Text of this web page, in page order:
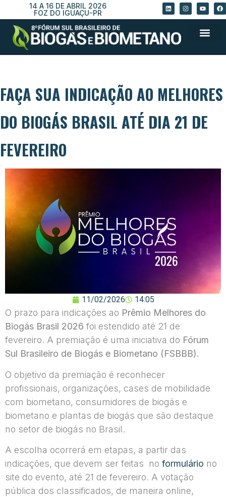
14 A 16 DE ABRIL 2026
FOZ DO IGUAÇU-PR
FAÇA SUA INDICAÇÃO AO MELHORES
DO BIOGÁS BRASIL ATÉ DIA 21 DE
FEVEREIRO
11/02/2026 14:05
O prazo para indicações ao Prêmio Melhores do
Biogás Brasil 2026 foi estendido até 21 de
fevereiro. A premiação é uma iniciativa do Fórum
Sul Brasileiro de Biogás e Biometano (FSBBB).
O objetivo da premiação é reconhecer
profissionais, organizações, cases de mobilidade
com biometano, consumidores de biogás e
biometano e plantas de biogás que são destaque
no setor de biogás no Brasil.
A escolha ocorrerá em etapas, a partir das
indicações, que devem ser feitas no formulário no
site do evento, até 21 de fevereiro. A votação
pública dos classificados, de maneira online,